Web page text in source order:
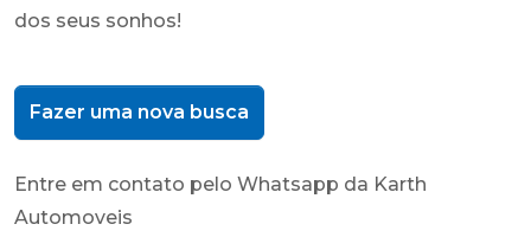
dos seus sonhos!
Fazer uma nova busca
Entre em contato pelo Whatsapp da Karth
Automoveis